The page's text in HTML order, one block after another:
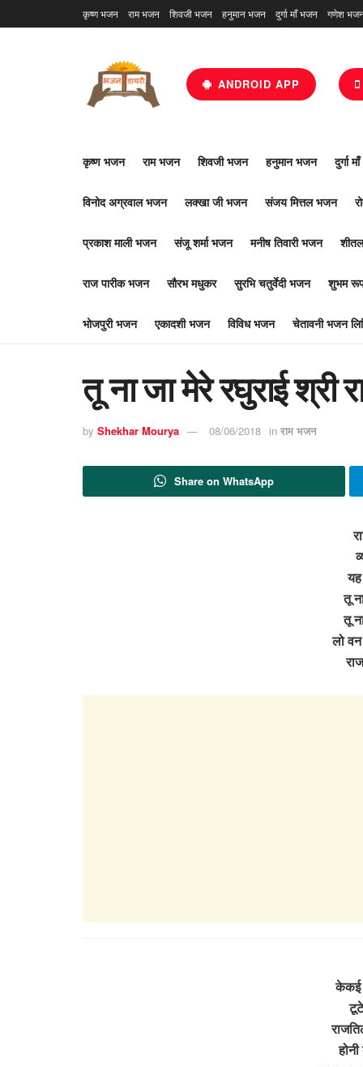
कृष्ण भजन राम भजन शिवजी भजन हनुमान भजन दुर्गा माँ भजन गणेश
ANDROID APP
कृष्ण भजन राम भजन शिवजी भजन हनुमान भजन दुर्गा
विनोद अग्रवाल भजन लक्खा जी भजन संजय मित्तल भजन
प्रकाश माली भजन संजू शर्मा भजन मनीष तिवारी भजन
राज पारीक भजन सौरभ मधुकर सुरभि चतुर्वेदी भजन शुभम
भोजपुरी भजन एकादशी भजन विविध भजन चेतावनी भजन
तू ना जा मेरे रघुराई श्री
by Shekhar Mourya 08/06/2018 in राम भजन
Share on WhatsApp
तू
तू
लो
केकई